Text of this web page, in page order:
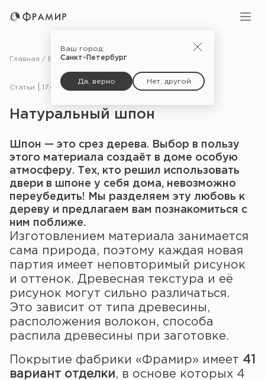
Ваш город:
Санкт-Петербург
Да, верно Нет, другой
Главная Блог Статьи Натуральный шпон
Статьи 17.09.18
Натуральный шпон
Шпон — это срез дерева. Выбор в пользу
этого материала создаёт в доме особую
атмосферу. Тех, кто решил использовать
двери в шпоне у себя дома, невозможно
переубедить! Мы разделяем эту любовь к
дереву и предлагаем вам познакомиться с
ним поближе.
Изготовлением материала занимается
сама природа, поэтому каждая новая
партия имеет неповторимый рисунок
и оттенок. Древесная текстура и её
рисунок могут сильно различаться.
Это зависит от типа древесины,
расположения волокон, способа
распила древесины при заготовке.
Покрытие фабрики «Фрамир» имеет 41
вариант отделки, в основе которых 4